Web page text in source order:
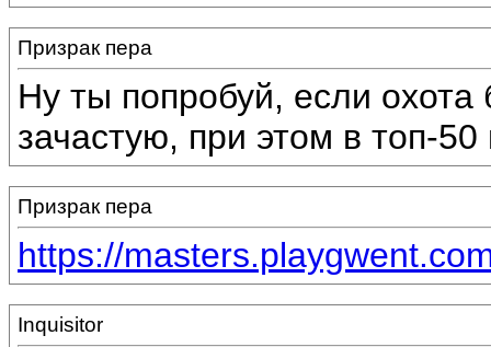
Призрак пера
Ну ты попробуй, если охота
зачастую, при этом в топ-
Призрак пера
https://
Inquisitor